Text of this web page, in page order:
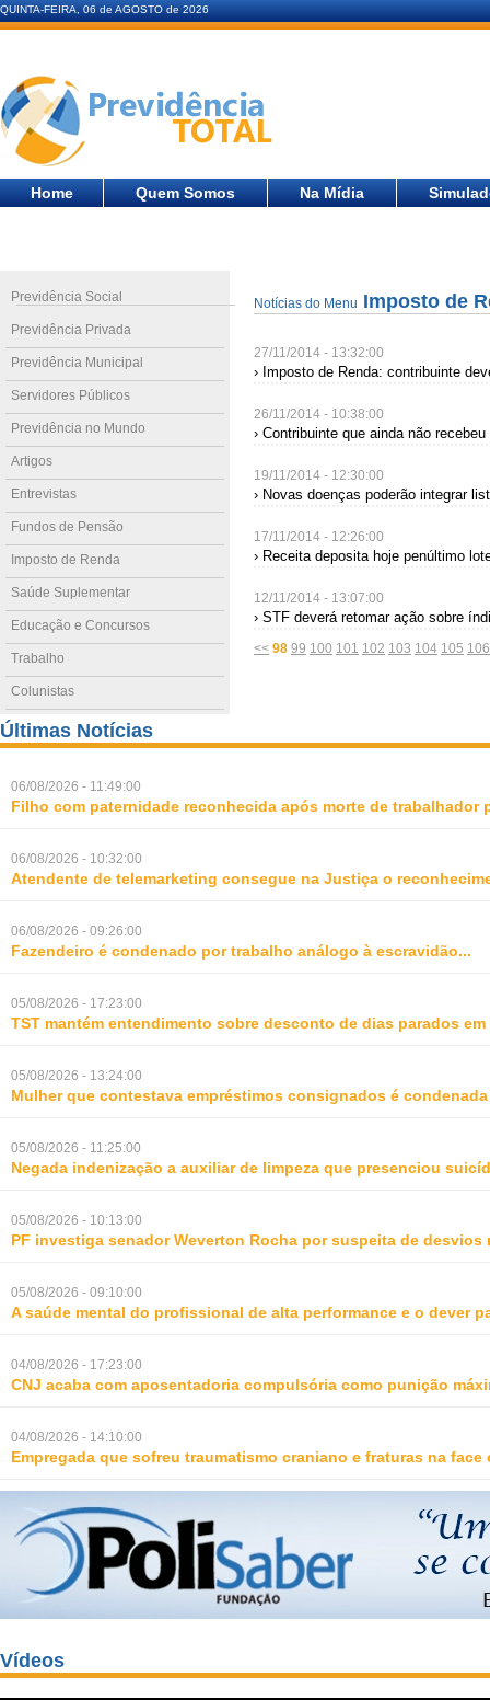
QUINTA-FEIRA, 06 de AGOSTO de 2026
Home Quem Somos Na Mídia
Previdência Social
Previdência Privada
Previdência Municipal
Servidores Públicos
Previdência no Mundo
Artigos
Entrevistas
Fundos de Pensão
Imposto de Renda
Saúde Suplementar
Educação e Concursos
Trabalho
Colunistas
Notícias do Menu Imposto de
27/11/2014 - 13:32:00
› Imposto de Renda: contribuinte
26/11/2014 - 10:38:00
› Contribuinte que ainda não
19/11/2014 - 12:30:00
› Novas doenças poderão integrar
17/11/2014 - 12:26:00
› Receita deposita hoje penúltimo
12/11/2014 - 13:07:00
› STF deverá retomar ação sobre
<< 98 99 100 101 102 103 104 105 106
Últimas Notícias
06/08/2026 - 11:49:00
Filho com paternidade reconhecida após morte de trabalhador
06/08/2026 - 10:32:00
Atendente de telemarketing consegue na Justiça o
06/08/2026 - 09:26:00
Fazendeiro é condenado por trabalho análogo à escravidão...
05/08/2026 - 17:23:00
TST mantém entendimento sobre desconto de dias parados
05/08/2026 - 13:24:00
Mulher que contestava empréstimos consignados é
05/08/2026 - 11:25:00
Negada indenização a auxiliar de limpeza que presenciou
05/08/2026 - 10:13:00
PF investiga senador Weverton Rocha por suspeita de desvios
05/08/2026 - 09:10:00
A saúde mental do profissional de alta performance e o dever
04/08/2026 - 17:23:00
CNJ acaba com aposentadoria compulsória como punição
04/08/2026 - 14:10:00
Empregada que sofreu traumatismo craniano e fraturas na
Vídeos